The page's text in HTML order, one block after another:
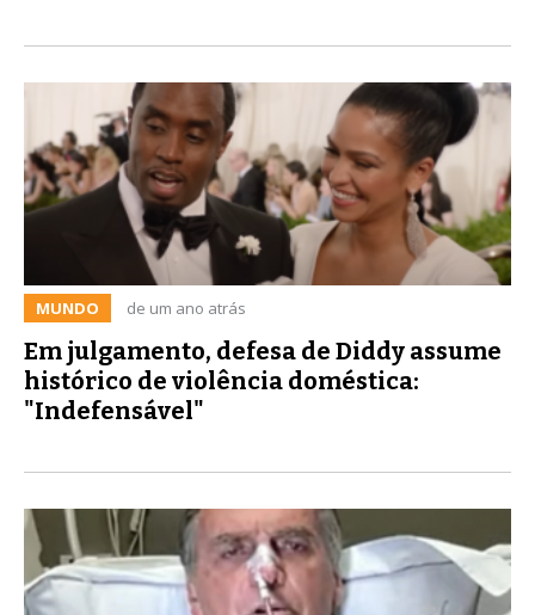
MUNDO de um ano atrás
Em julgamento, defesa de Diddy assume
histórico de violência doméstica:
"Indefensável"